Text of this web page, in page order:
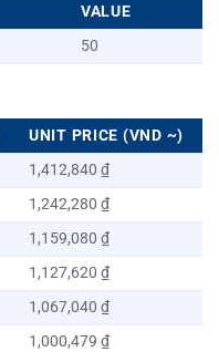
VALUE
50
UNIT PRICE (VND ~)
1,412,840 ₫
1,242,280 ₫
1,159,080 ₫
1,127,620 ₫
1,067,040 ₫
1,000,479 ₫